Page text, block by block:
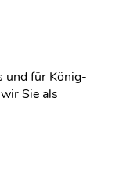
und für König-
Sie als